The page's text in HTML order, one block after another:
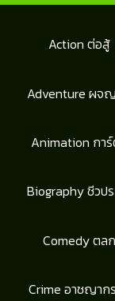
Action ต่อสู้
Adventure ผจ
Animation กา
Biography ชีวป
Comedy ตลก
Crime อาชญาก